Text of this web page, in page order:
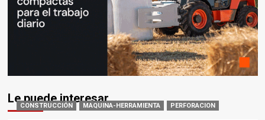
Le puede interesar
CONSTRUCCIÓN MAQUINA-HERRAMIENTA PERFORACION